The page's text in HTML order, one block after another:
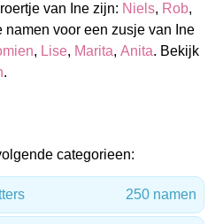
van Ine zijn: Niels, Rob,
namen voor een zusje van Ine
, Lise, Marita, Anita. Bekijk
.
categorieen:
250 namen